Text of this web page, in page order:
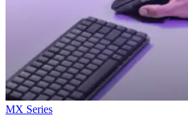
MX Series